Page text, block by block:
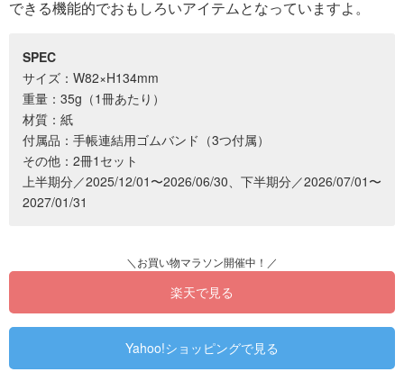
できる機能的でおもしろいアイテムとなっていますよ。
SPEC
サイズ：W82×H134mm
重量：35g（1冊あたり）
材質：紙
付属品：手帳連結用ゴムバンド（3つ付属）
その他：2冊1セット
上半期分／2025/12/01〜2026/06/30、下半期分／2026/07/01〜
2027/01/31
楽天で見る
Yahoo!ショッピングで見る